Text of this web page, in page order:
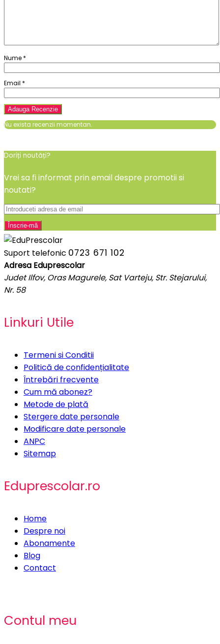
Nume *
Email *
Nu exista recenzii momentan.
Doriți noutăți?
Vrei sa fi informat prin email despre promotii si
noutati?
Suport telefonic 0723 671 102
Adresa Eduprescolar
Judet Ilfov, Oras Magurele, Sat Varteju, Str. Stejarului,
Nr. 58
Linkuri Utile
Termeni si Conditii
Politică de confidențialitate
Întrebări frecvente
Cum mă abonez?
Metode de plată
Stergere date personale
Modificare date personale
ANPC
Sitemap
Eduprescolar.ro
Home
Despre noi
Abonamente
Blog
Contact
Contul meu